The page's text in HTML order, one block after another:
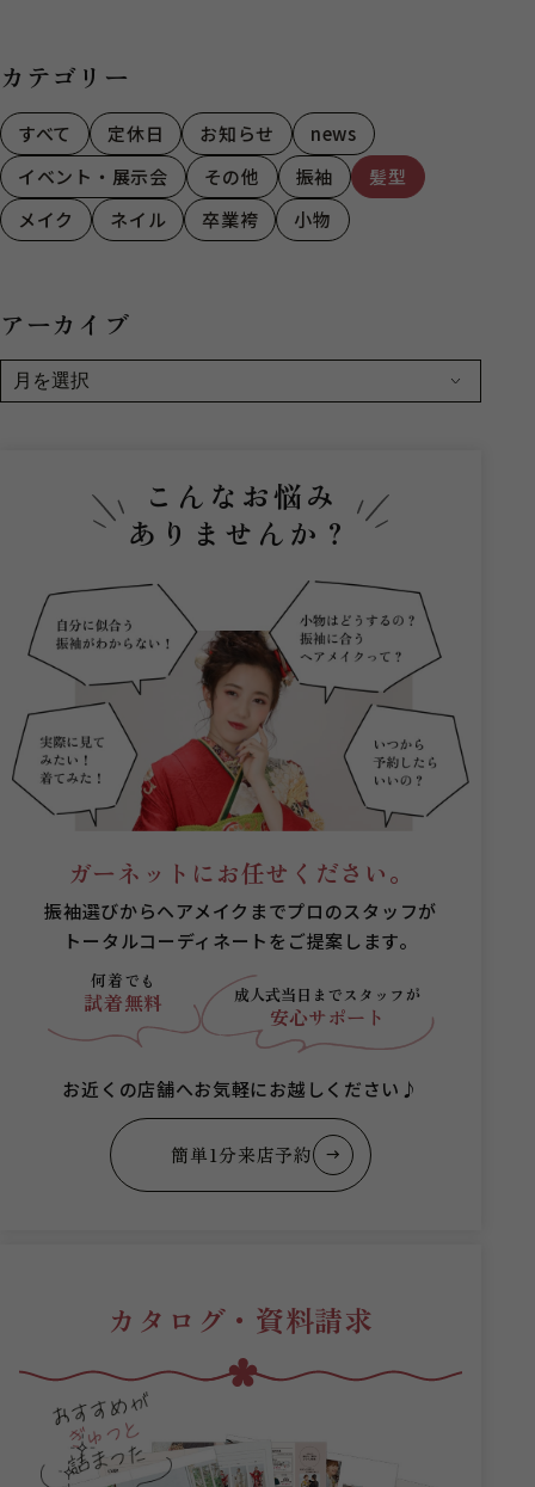
カテゴリー
すべて 定休日 お知らせ
news
イベント・展示会
その他 振袖
髪型
メイク
ネイル 卒業袴 小物
アーカイブ
こんなお悩み
ありませんか？
ガーネットにお任せください。
振袖選びからヘアメイクまでプロのスタッフが
トータルコーディネートをご提案します。
何着でも
試着無料 成人式当日までスタッフが
安心サポート
お近くの店舗へお気軽にお越しください♪
簡単1分来店予約
カタログ・資料請求